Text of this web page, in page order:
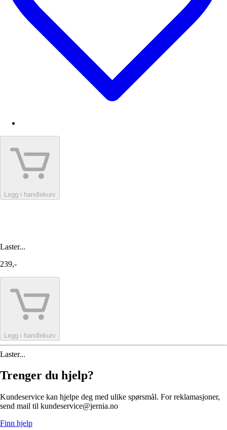
Legg i handlekurv
Laster...
239,-
Legg i handlekurv
Laster...
Trenger du hjelp?
Kundeservice kan hjelpe deg med ulike spørsmål. For reklamasjoner,
send mail til kundeservice@jernia.no
Finn hjelp